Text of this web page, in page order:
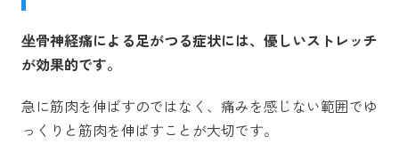
坐骨神経痛による足がつる症状には、優しいストレッチ
が効果的です。
急に筋肉を伸ばすのではなく、痛みを感じない範囲でゆ
っくりと筋肉を伸ばすことが大切です。